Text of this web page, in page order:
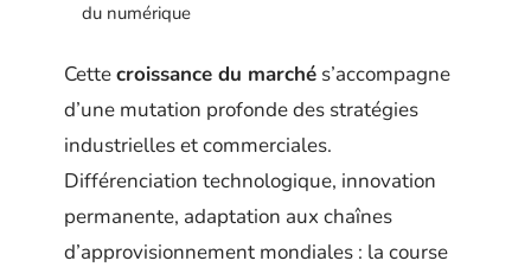
du numérique
Cettecroissance du marché s’accompagne
d’une mutation profonde des stratégies
industrielles et commerciales.
Différenciation technologique, innovation
permanente, adaptation aux chaînes
d’approvisionnement mondiales : la course